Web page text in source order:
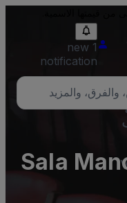
1 new
notification
Sala